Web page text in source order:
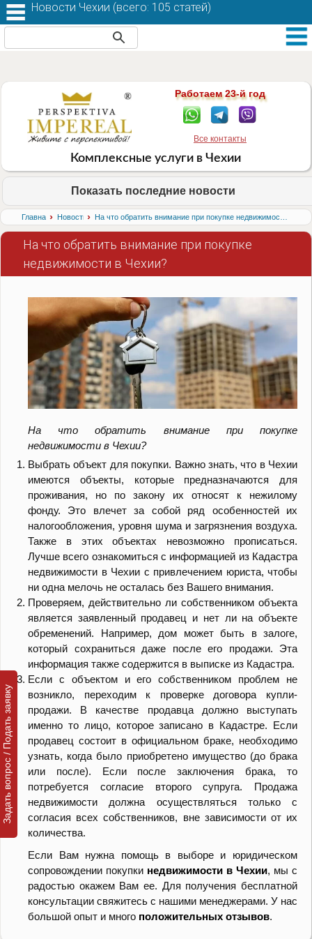
Работаем 23-й год
Все контакты
Комплексные услуги в Чехии
Показать последние новости
Главная› Новости›
На что обратить внимание при покупке
недвижимости в Чехии?
На что обратить внимание при покупке
недвижимости в Чехии?
Выбрать объект для покупки. Важно знать, что в Чехии
имеются объекты, которые предназначаются для
проживания, но по закону их относят к нежилому
фонду. Это влечет за собой ряд особенностей их
налогообложения, уровня шума и загрязнения воздуха.
Также в этих объектах невозможно прописаться.
Лучше всего ознакомиться с информацией из Кадастра
недвижимости в Чехии с привлечением юриста, чтобы
ни одна мелочь не осталась без Вашего внимания.
Проверяем, действительно ли собственником объекта
является заявленный продавец и нет ли на объекте
обременений. Например, дом может быть в залоге,
который сохраниться даже после его продажи. Эта
информация также содержится в выписке из Кадастра.
Если с объектом и его собственником проблем не
возникло, переходим к проверке договора купли-
продажи. В качестве продавца должно выступать
именно то лицо, которое записано в Кадастре. Если
продавец состоит в официальном браке, необходимо
узнать, когда было приобретено имущество (до брака
или после). Если после заключения брака, то
потребуется согласие второго супруга. Продажа
недвижимости должна осуществляться только с
согласия всех собственников, вне зависимости от их
количества.
Если Вам нужна помощь в выборе и юридическом
сопровождении покупки недвижимости в Чехии, мы с
радостью окажем Вам ее. Для получения бесплатной
консультации свяжитесь с нашими менеджерами. У нас
большой опыт и много положительных отзывов.
Новости Чехии (всего: 105 статей)
Задать вопрос / Подать заявку